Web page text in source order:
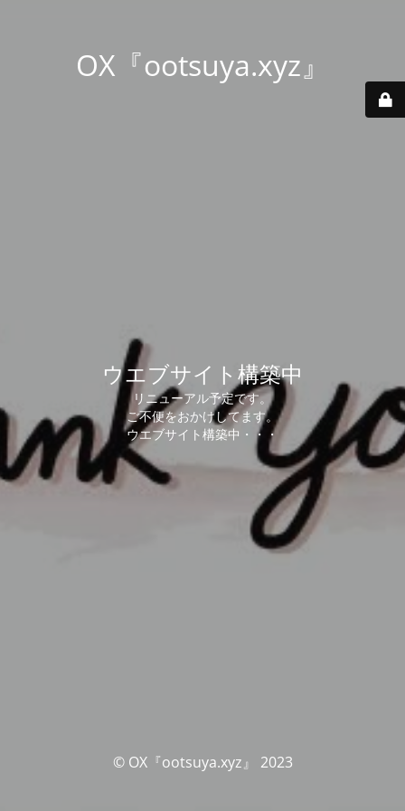
OX『ootsuya.xyz』
ウエブサイト構築中
リニューアル予定です。
ご不便をおかけしてます。
ウエブサイト構築中・・・
© OX『ootsuya.xyz』 2023